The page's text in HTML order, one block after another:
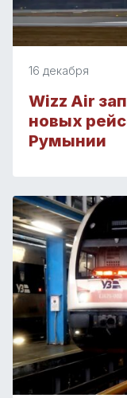
16 декабря
Wizz Air
новых
Румынии